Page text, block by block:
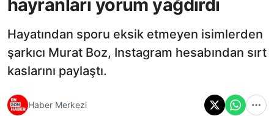
hayranları yorum yağdırdı
Hayatından sporu eksik etmeyen isimlerden
şarkıcı Murat Boz, Instagram hesabından sırt
kaslarını paylaştı.
Haber Merkezi